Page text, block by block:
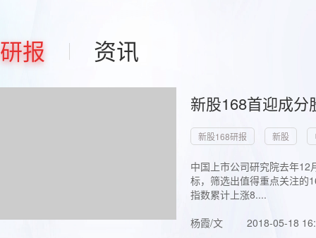
研报 资讯
新股168首迎成
新股168研报 新股
中国上市公司研究院去年
标，筛选出值得重点关注的
指数累计上涨8....
杨霞/文
2018-05-18